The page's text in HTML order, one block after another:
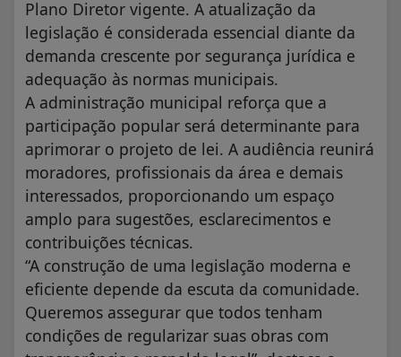
Plano Diretor vigente. A atualização da
legislação é considerada essencial diante da
demanda crescente por segurança jurídica e
adequação às normas municipais.
A administração municipal reforça que a
participação popular será determinante para
aprimorar o projeto de lei. A audiência reunirá
moradores, profissionais da área e demais
interessados, proporcionando um espaço
amplo para sugestões, esclarecimentos e
contribuições técnicas.
“A construção de uma legislação moderna e
eficiente depende da escuta da comunidade.
Queremos assegurar que todos tenham
condições de regularizar suas obras com